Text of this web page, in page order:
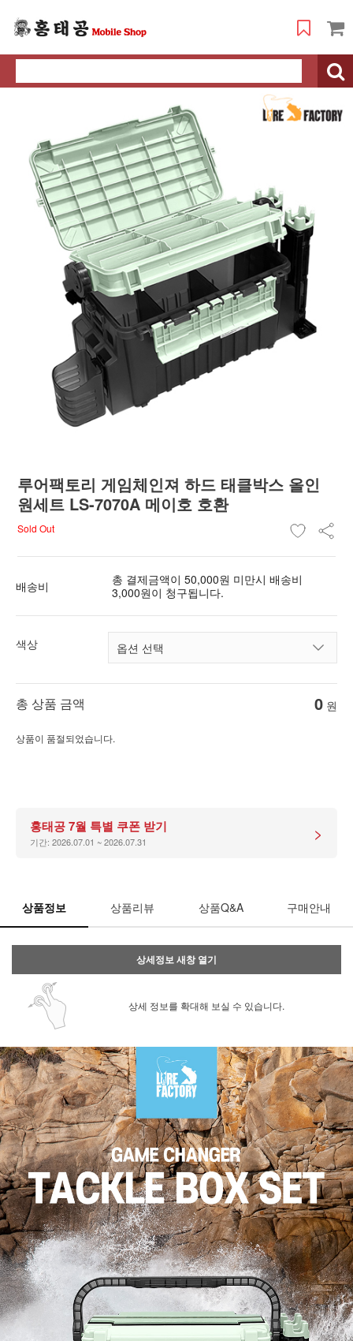
루어팩토리 게임체인져 하드 태클박스 올인
원세트 LS-7070A 메이호 호환
Sold Out
배송비
총 결제금액이 50,000원 미만시 배송비
3,000원이 청구됩니다.
색상
총 상품 금액 0 원
상품이 품절되었습니다.
홍태공 7월 특별 쿠폰 받기
기간: 2026.07.01 ~ 2026.07.31 >
상품정보 상품리뷰 상품Q&A 구매안내
상세정보 새창 열기
상세 정보를 확대해 보실 수 있습니다.